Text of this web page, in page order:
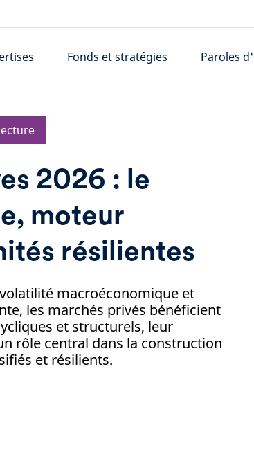
Fonds et stratégies Paroles
2026 : le
moteur
résilientes
macroéconomique et
les marchés privés bénéficient
et structurels, leur
rôle central dans la construction
et résilients.